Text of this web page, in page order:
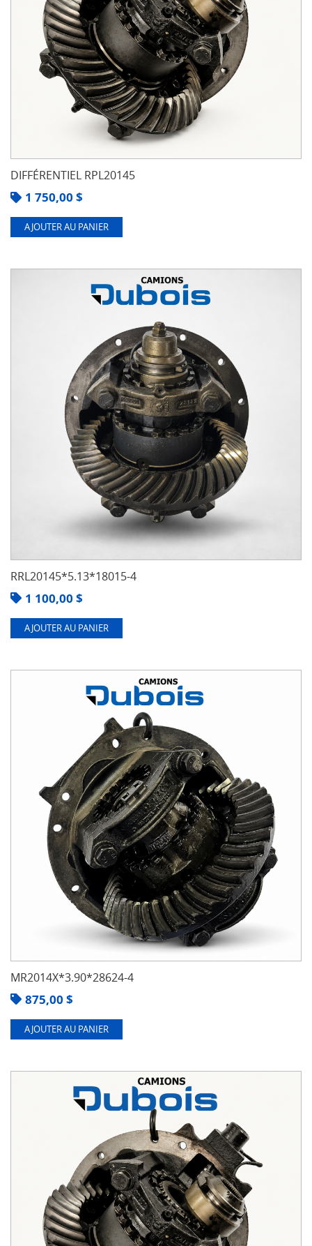
DIFFÉRENTIEL RPL20145
1 750,00 $
AJOUTER AU PANIER
RRL20145*5.13*18015-4
1 100,00 $
AJOUTER AU PANIER
MR2014X*3.90*28624-4
875,00 $
AJOUTER AU PANIER